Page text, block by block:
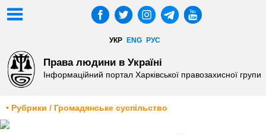
УКР ENG РУС
Права людини в Україні
Інформаційний портал Харківської правозахисної групи
• Рубрики / Громадянське суспільство